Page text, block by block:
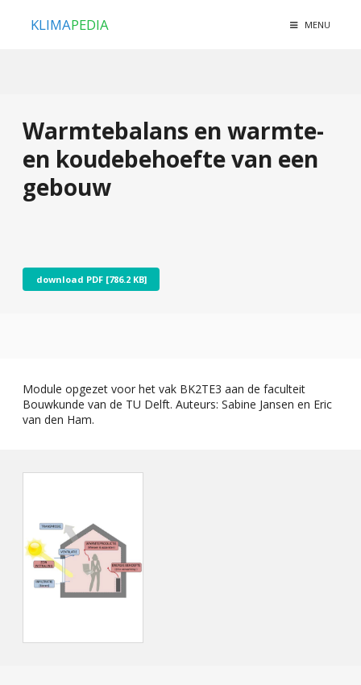
KLIMAPEDIA MENU
Warmtebalans en warmte-
en koudebehoefte van een
gebouw
download PDF [786.2 KB]
Module opgezet voor het vak BK2TE3 aan de faculteit
Bouwkunde van de TU Delft. Auteurs: Sabine Jansen en Eric
van den Ham.